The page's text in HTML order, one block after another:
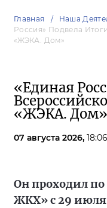
Главная Наша
Россия» Подвела
«ЖЭКА. Дом»
«Единая
«ЖЭКА. Дом»
07 августа 2026, 18:06
Он проходил
ЖКХ» с 29 июля